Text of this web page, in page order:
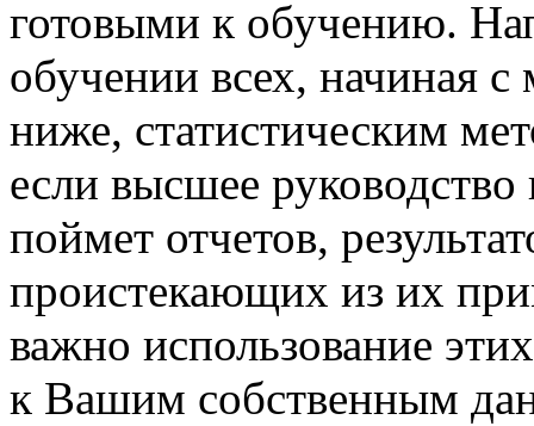
готовыми к обучению.
обучении всех, начиная с
ниже, статистическим
если высшее руководство
поймет отчетов,
проистекающих из их
важно использование
к Вашим собственным